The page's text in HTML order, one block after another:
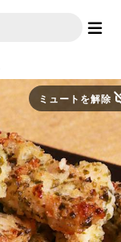
ミュートを解除